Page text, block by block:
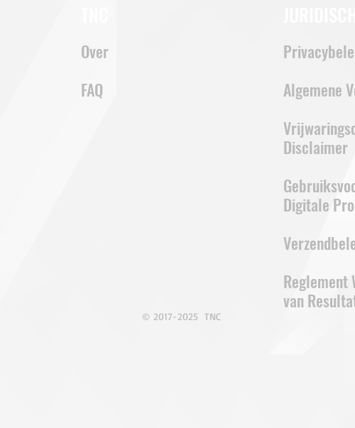
Over
FAQ
Algemene
Disclaimer
Digitale
Reglement
van
© 2017-2025 TNC